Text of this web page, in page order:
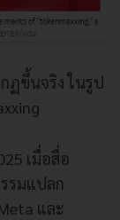
ฏขึ้นจริง ในรูป
เมื่อสื่อ
รมแปลก
และ